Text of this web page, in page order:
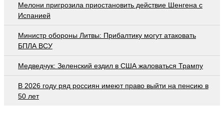
Мелони пригрозила приостановить действие Шенгена с
Испанией
Министр обороны Литвы: Прибалтику могут атаковать
БПЛА ВСУ
Медведчук: Зеленский ездил в США жаловаться Трампу
В 2026 году ряд россиян имеют право выйти на пенсию в
50 лет